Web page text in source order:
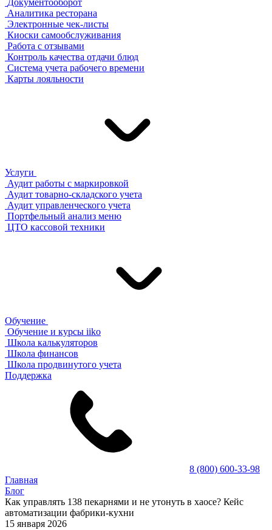
Документооборот
Аналитика ресторана
Электронные чек-листы
Киоски самообслуживания
Работа с отзывами
Контроль качества отдачи блюд
Система учета рабочего времени
Карты лояльности
Услуги
Аудит работы с маркировкой
Аудит товарно-складского учета
Аудит управленческого учета
Портфельный анализ меню
ЦТО кассовой техники
Обучение
Обучение и курсы iiko
Школа калькуляторов
Школа финансов
Школа продвинутого учета
Поддержка
8 (800) 600-33-98
Главная
Блог
Как управлять 138 пекарнями и не утонуть в хаосе? Кейс
автоматизации фабрики-кухни
15 января 2026